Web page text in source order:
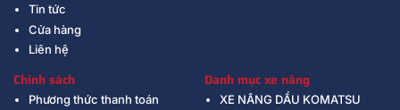
Tin tức
Cửa hàng
Liên hệ
Chính sách
Phương thức thanh toán
Danh mục xe nâng
XE NÂNG DẦU KOMATSU